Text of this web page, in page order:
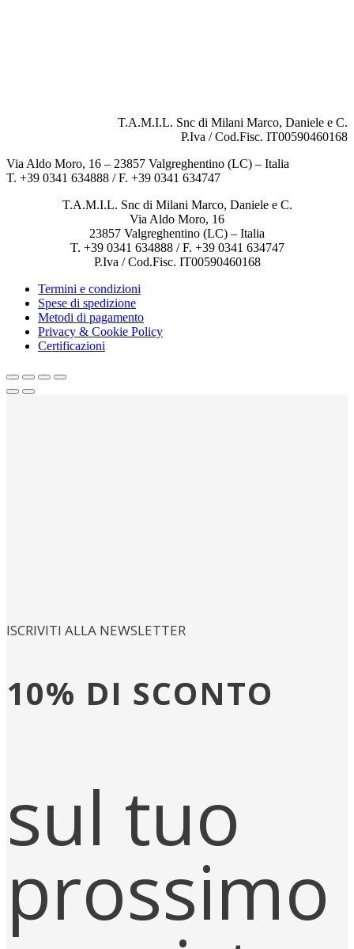
T.A.M.I.L. Snc di Milani Marco, Daniele e C.
P.Iva / Cod.Fisc. IT00590460168
Via Aldo Moro, 16 – 23857 Valgreghentino (LC) – Italia
T. +39 0341 634888 / F. +39 0341 634747
T.A.M.I.L. Snc di Milani Marco, Daniele e C.
Via Aldo Moro, 16
23857 Valgreghentino (LC) – Italia
T. +39 0341 634888 / F. +39 0341 634747
P.Iva / Cod.Fisc. IT00590460168
Termini e condizioni
Spese di spedizione
Metodi di pagamento
Privacy & Cookie Policy
Certificazioni
ISCRIVITI ALLA NEWSLETTER
10% DI SCONTO
sul tuo
prossimo